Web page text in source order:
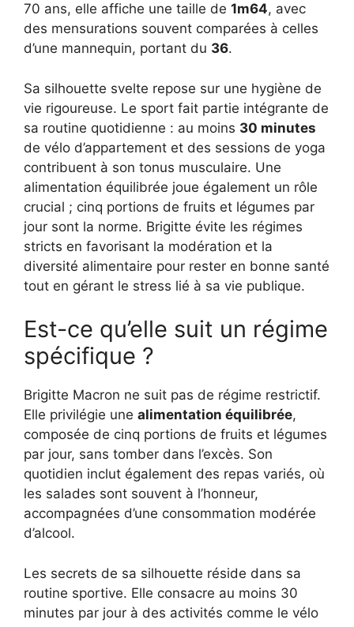
70 ans, elle affiche une taille de 1m64, avec
des mensurations souvent comparées à celles
d’une mannequin, portant du 36.
Sa silhouette svelte repose sur une hygiène de
vie rigoureuse. Le sport fait partie intégrante de
sa routine quotidienne : au moins 30 minutes
de vélo d’appartement et des sessions de yoga
contribuent à son tonus musculaire. Une
alimentation équilibrée joue également un rôle
crucial ; cinq portions de fruits et légumes par
jour sont la norme. Brigitte évite les régimes
stricts en favorisant la modération et la
diversité alimentaire pour rester en bonne santé
tout en gérant le stress lié à sa vie publique.
Est-ce qu’elle suit un régime
spécifique ?
Brigitte Macron ne suit pas de régime restrictif.
Elle privilégie une alimentation équilibrée,
composée de cinq portions de fruits et légumes
par jour, sans tomber dans l’excès. Son
quotidien inclut également des repas variés, où
les salades sont souvent à l’honneur,
accompagnées d’une consommation modérée
d’alcool.
Les secrets de sa silhouette réside dans sa
routine sportive. Elle consacre au moins 30
minutes par jour à des activités comme le vélo